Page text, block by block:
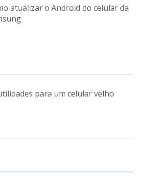
atualizar o Android do celular da
para um celular velho